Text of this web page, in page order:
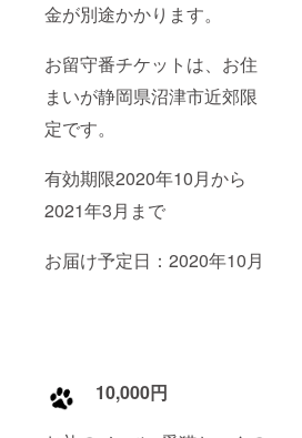
金が別途かかります。
お留守番チケットは、お住
まいが静岡県沼津市近郊限
定です。
有効期限2020年10月から
2021年3月まで
お届け予定日：2020年10月
10,000円